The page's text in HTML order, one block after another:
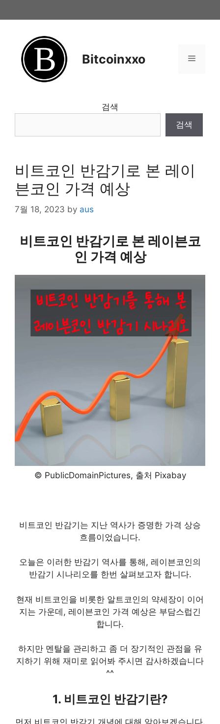
to
Bitcoinxxo Menu
검색
검색
비트코인 반감기로 본 레이
븐코인 가격 예상
7월 18, 2023 by aus
비트코인 반감기로 본 레이븐코
인 가격 예상
© PublicDomainPictures, 출처 Pixabay
비트코인 반감기는 지난 역사가 증명한 가격 상승
흐름이었습니다.
오늘은 이러한 반감기 역사를 통해, 레이븐코인의
반감기 시나리오를 한번 살펴보고자 합니다.
현재 비트코인을 비롯한 알트코인의 약세장이 이어
지는 가운데, 레이븐코인 가격 예상은 부담스럽긴
합니다.
하지만 멘탈을 관리하고 좀 더 장기적인 관점을 유
지하기 위해 재미로 읽어봐 주시면 감사하겠습니다
^^
1. 비트코인 반감기란?
먼저 비트코인 반감기 개념에 대해 알아보겠습니다.